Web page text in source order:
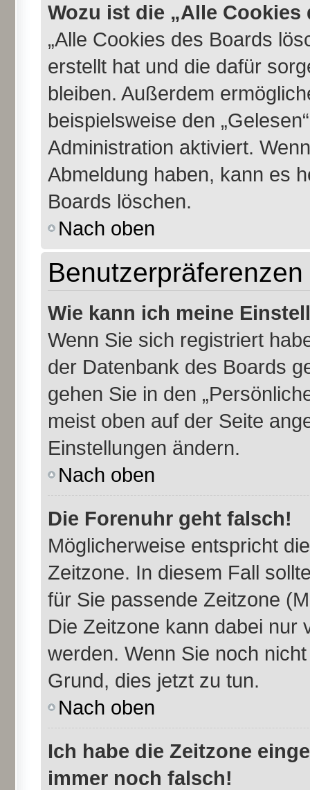
Wozu ist die „Alle
„Alle Cookies des Boards
erstellt hat und die dafür
bleiben. Außerdem
beispielsweise den
Administration aktiviert.
Abmeldung haben, kann es
Boards löschen.
Nach oben
Wie kann ich meine
Wenn Sie sich registriert
der Datenbank des Boards
gehen Sie in den
meist oben auf der Seite
Einstellungen ändern.
Nach oben
Die Forenuhr geht falsch!
Möglicherweise entspricht
Zeitzone. In diesem Fall
für Sie passende Zeitzone
Die Zeitzone kann dabei nur
werden. Wenn Sie noch
Grund, dies jetzt zu tun.
Nach oben
Ich habe die Zeitzone
immer noch falsch!